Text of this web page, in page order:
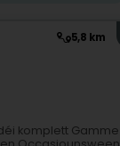
5,8 km
komplett Gamme